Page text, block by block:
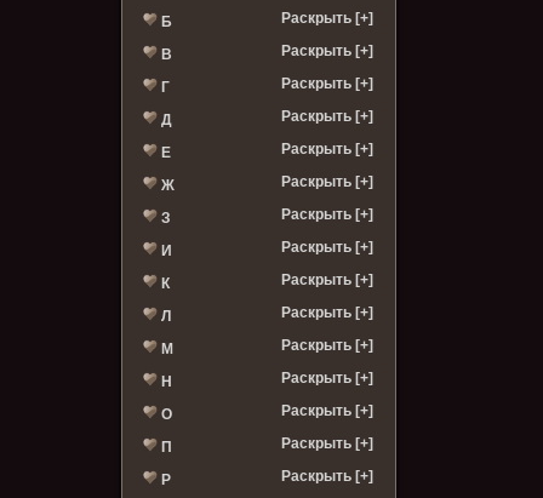
Б Раскрыть [+]
В Раскрыть [+]
Г Раскрыть [+]
Д Раскрыть [+]
Е Раскрыть [+]
Ж Раскрыть [+]
З Раскрыть [+]
И Раскрыть [+]
К Раскрыть [+]
Л Раскрыть [+]
М Раскрыть [+]
Н Раскрыть [+]
О Раскрыть [+]
П Раскрыть [+]
Р Раскрыть [+]